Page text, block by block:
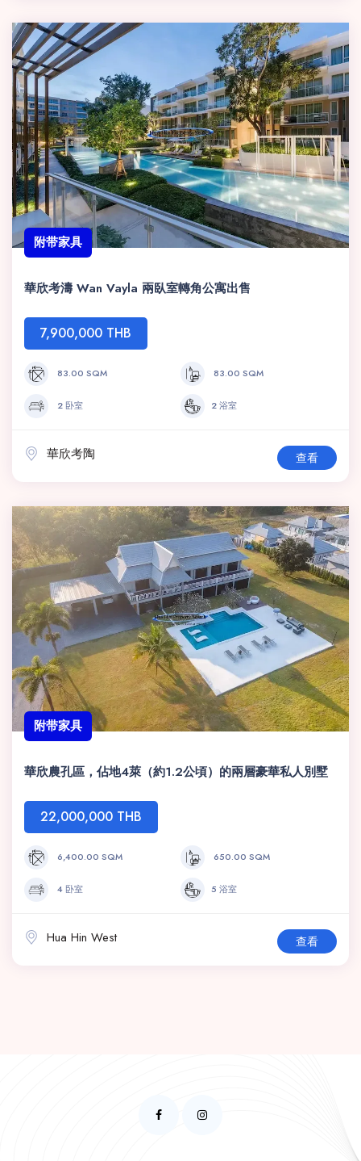
附带家具
華欣考濤 Wan Vayla 兩臥室轉角公寓出售
7,900,000 THB
83.00 SQM 83.00 SQM
2 卧室 2 浴室
華欣考陶 查看
附带家具
華欣農孔區，佔地4萊（約1.2公頃）的兩層豪華私人別墅
22,000,000 THB
6,400.00 SQM 650.00 SQM
4 卧室 5 浴室
Hua Hin West 查看